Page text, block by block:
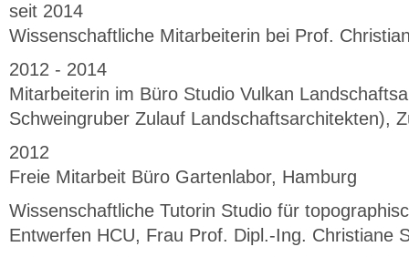
seit 2014
Wissenschaftliche Mitarbeiterin bei Prof.
2012 - 2014
Mitarbeiterin im Büro Studio Vulkan
Schweingruber Zulauf Landschaftsarchitekten),
2012
Freie Mitarbeit Büro Gartenlabor, Hamburg
Wissenschaftliche Tutorin Studio für
Entwerfen HCU, Frau Prof. Dipl.-Ing. Christiane